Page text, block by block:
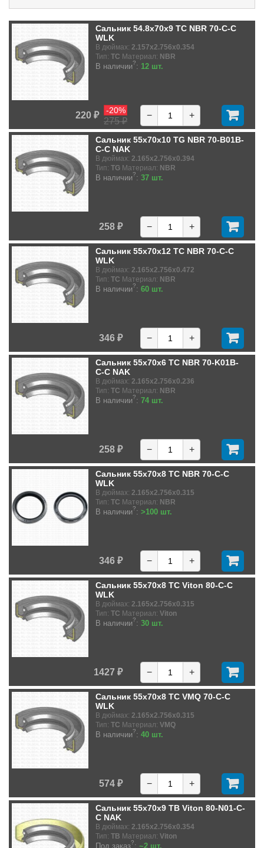
Сальник 54.8x70x9 TC NBR 70-C-C
WLK
В дюймах: 2.157x2.756x0.354
Тип: TC Материал: NBR
В наличии?: 12 шт.
220 ₽
275 ₽
-20% − +
Сальник 55x70x10 TG NBR 70-B01B-
C-C NAK
В дюймах: 2.165x2.756x0.394
Тип: TG Материал: NBR
В наличии?: 37 шт.
258 ₽ − +
Сальник 55x70x12 TC NBR 70-C-C
WLK
В дюймах: 2.165x2.756x0.472
Тип: TC Материал: NBR
В наличии?: 60 шт.
346 ₽ − +
Сальник 55x70x6 TC NBR 70-K01B-
C-C NAK
В дюймах: 2.165x2.756x0.236
Тип: TC Материал: NBR
В наличии?: 74 шт.
258 ₽ − +
Сальник 55x70x8 TC NBR 70-C-C
WLK
В дюймах: 2.165x2.756x0.315
Тип: TC Материал: NBR
В наличии?: >100 шт.
346 ₽ − +
Сальник 55x70x8 TC Viton 80-C-C
WLK
В дюймах: 2.165x2.756x0.315
Тип: TC Материал: Viton
В наличии?: 30 шт.
1427 ₽ − +
Сальник 55x70x8 TC VMQ 70-C-C
WLK
В дюймах: 2.165x2.756x0.315
Тип: TC Материал: VMQ
В наличии?: 40 шт.
574 ₽ − +
Сальник 55x70x9 TB Viton 80-N01-C-
C NAK
В дюймах: 2.165x2.756x0.354
Тип: TB Материал: Viton
Под заказ?: ~2 шт.